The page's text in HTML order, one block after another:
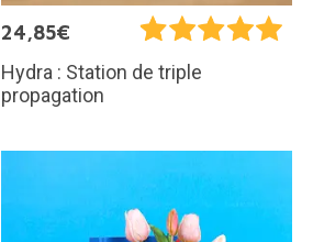
24,85€
Hydra : Station de triple
propagation